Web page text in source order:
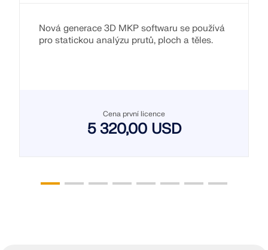
Nová generace 3D MKP softwaru se používá
pro statickou analýzu prutů, ploch a těles.
Cena první licence
5 320,00 USD